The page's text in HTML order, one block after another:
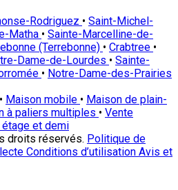
Rodriguez • Saint-Michel-
Matha • Sainte-Marcelline-de-
(Terrebonne) • Crabtree •
Dame-de-Lourdes • Sainte-
• Notre-Dame-des-Prairies
• Maison mobile • Maison de plain-
à paliers multiples • Vente
étage et demi
droits réservés. Politique de
Conditions d’utilisation Avis et